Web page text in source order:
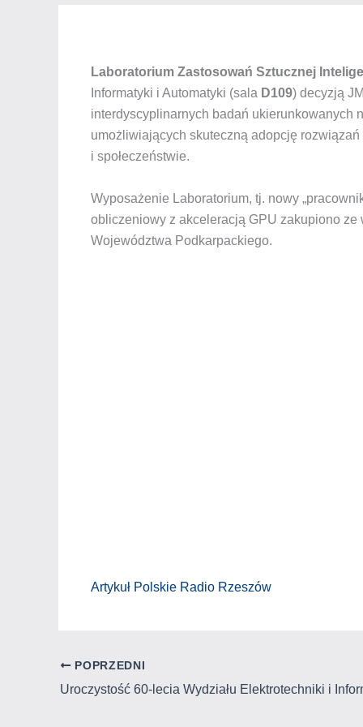
Laboratorium Zastosowań Sztucznej
Informatyki i Automatyki (sala D109) decyzją
interdyscyplinarnych badań ukierunkowanych
umożliwiających skuteczną adopcję
i społeczeństwie.
Wyposażenie Laboratorium, tj. nowy
obliczeniowy z akceleracją GPU zakupiono
Województwa Podkarpackiego.
Artykuł Polskie Radio Rzeszów
POPRZEDNI